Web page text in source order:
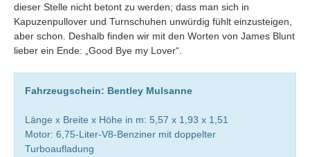
dieser Stelle nicht betont zu werden; dass man sich in
Kapuzenpullover und Turnschuhen unwürdig fühlt einzusteigen,
aber schon. Deshalb finden wir mit den Worten von James Blunt
lieber ein Ende: „Good Bye my Lover“.
Fahrzeugschein: Bentley Mulsanne
Länge x Breite x Höhe in m: 5,57 x 1,93 x 1,51
Motor: 6,75-Liter-V8-Benziner mit doppelter
Turboaufladung